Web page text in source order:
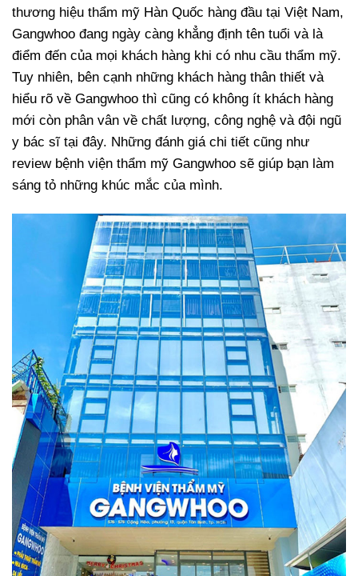
thương hiệu thẩm mỹ Hàn Quốc hàng đầu tại Việt Nam,
Gangwhoo đang ngày càng khẳng định tên tuổi và là
điểm đến của mọi khách hàng khi có nhu cầu thẩm mỹ.
Tuy nhiên, bên cạnh những khách hàng thân thiết và
hiểu rõ về Gangwhoo thì cũng có không ít khách hàng
mới còn phân vân về chất lượng, công nghệ và đội ngũ
y bác sĩ tại đây. Những đánh giá chi tiết cũng như
review bệnh viện thẩm mỹ Gangwhoo sẽ giúp bạn làm
sáng tỏ những khúc mắc của mình.